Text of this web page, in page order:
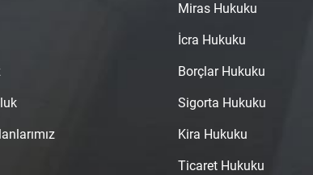
Miras Hukuku
İcra Hukuku
Borçlar Hukuku
Sigorta Hukuku
Kira Hukuku
Ticaret Hukuku